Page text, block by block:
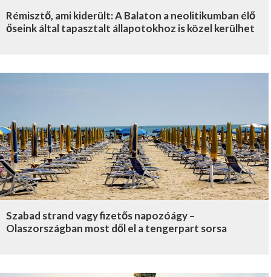
Rémisztő, ami kiderült: A Balaton a neolitikumban élő
őseink által tapasztalt állapotokhoz is közel kerülhet
Szabad strand vagy fizetős napozóágy –
Olaszországban most dől el a tengerpart sorsa